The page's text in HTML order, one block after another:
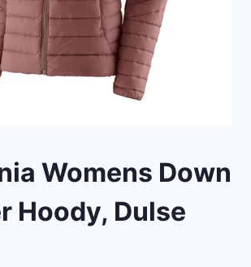
Womens Down
Hoody, Dulse